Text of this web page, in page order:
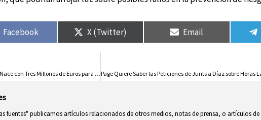
Facebook X (Twitter) Email
Instituto de Seguridad y Salud Laboral Nace con Tres Millones de Euros para 2026 y Aval Sindical
fuentes" publicamos artículos relacionados de otros medios, notas de prensa, o artículos